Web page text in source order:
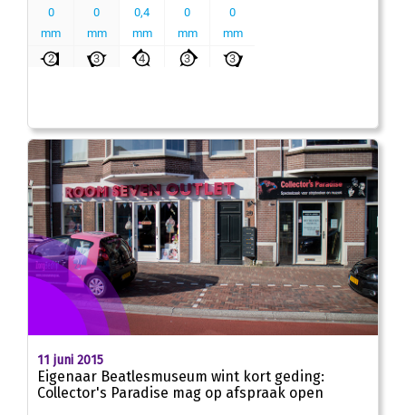
11 juni 2015
Eigenaar Beatlesmuseum wint kort geding:
Collector's Paradise mag op afspraak open